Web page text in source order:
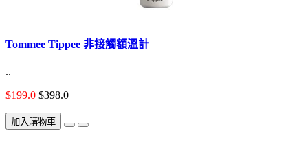
Tommee Tippee 非接觸額溫計
..
$199.0 $398.0
加入購物車